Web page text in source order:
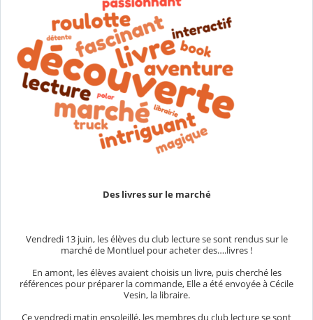
Des livres sur le marché
Vendredi 13 juin, les élèves du club lecture se sont rendus sur le
marché de Montluel pour acheter des….livres !
En amont, les élèves avaient choisis un livre, puis cherché les
références pour préparer la commande, Elle a été envoyée à Cécile
Vesin, la libraire.
Ce vendredi matin ensoleillé, les membres du club lecture se sont